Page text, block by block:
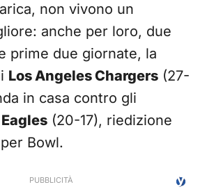
non vivono un
anche per loro, due
prime due giornate, la
Los Angeles Chargers (27-
in casa contro gli
(20-17), riedizione
Bowl.